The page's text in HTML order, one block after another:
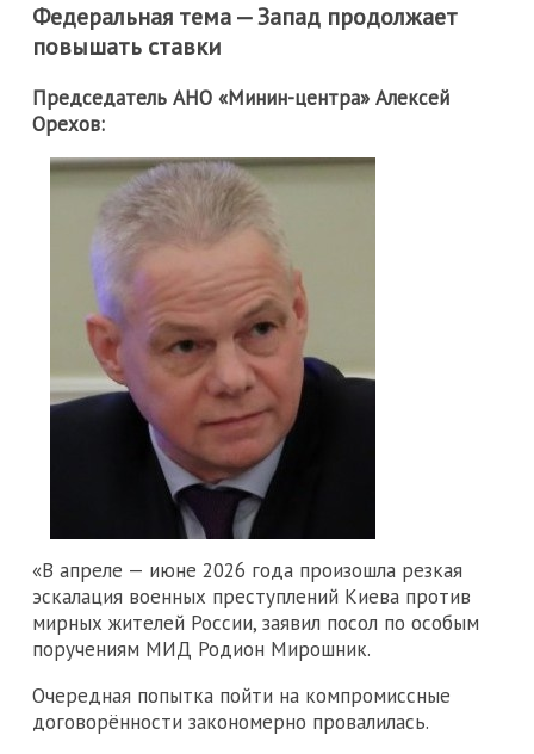
Федеральная тема — Запад продолжает
повышать ставки
Председатель АНО «Минин-центра» Алексей
Орехов:
«В апреле — июне 2026 года произошла резкая
эскалация военных преступлений Киева против
мирных жителей России, заявил посол по особым
поручениям МИД Родион Мирошник.
Очередная попытка пойти на компромиссные
договорённости закономерно провалилась.